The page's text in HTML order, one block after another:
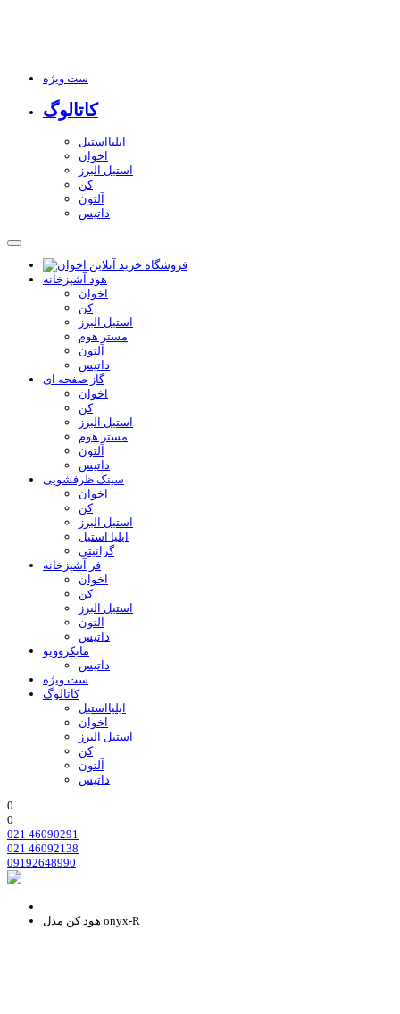
ست ویژه
کاتالوگ
ایلیااستیل
اخوان
استیل البرز
کن
آلتون
داتیس
هود آشپزخانه
اخوان
کن
استیل البرز
مستر هوم
آلتون
داتیس
گاز صفحه ای
اخوان
کن
استیل البرز
مستر هوم
آلتون
داتیس
سینک ظرفشویی
اخوان
کن
استیل البرز
ایلیا استیل
گرانیتی
فر آشپزخانه
اخوان
کن
استیل البرز
آلتون
داتیس
مایکروویو
داتیس
ست ویژه
کاتالوگ
ایلیااستیل
اخوان
استیل البرز
کن
آلتون
داتیس
0
0
021 46090291
021 46092138
09192648990
هود کن مدل onyx-R